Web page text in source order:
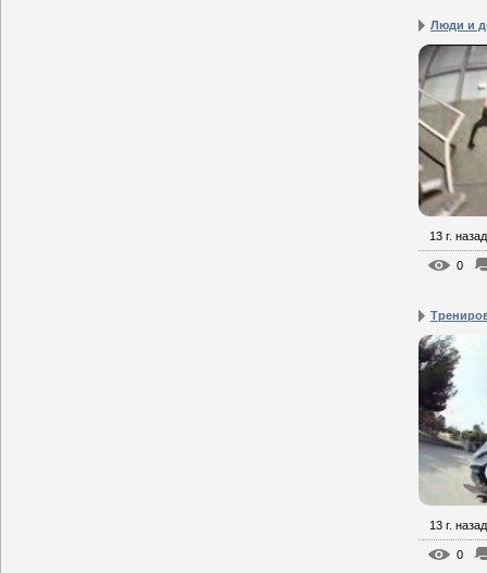
Люди и
13 г. назад
0
13 г. назад
0